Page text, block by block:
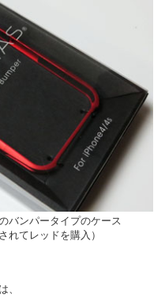
バンパータイプのケース
れてレッドを購入）
、